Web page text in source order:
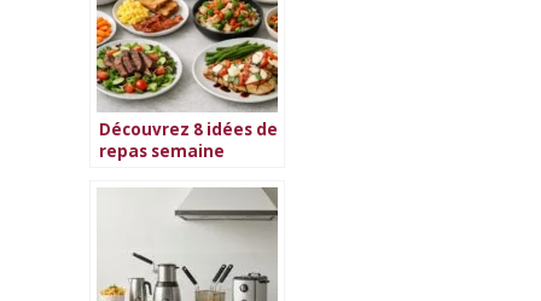
Découvrez 8 idées de
repas semaine
soirées